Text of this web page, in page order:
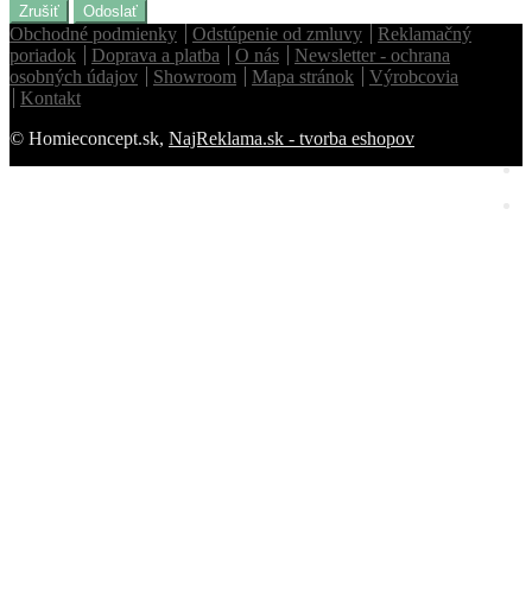
Zrušiť Odoslať
Obchodné podmienky Odstúpenie od zmluvy
Reklamačný
poriadok
Doprava a platba O nás
Newsletter - ochrana
osobných údajov
Showroom Mapa stránok
Výrobcovia
Kontakt
© Homieconcept.sk, NajReklama.sk - tvorba eshopov